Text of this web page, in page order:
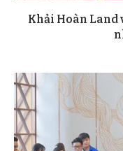
Khải Hoàn Land